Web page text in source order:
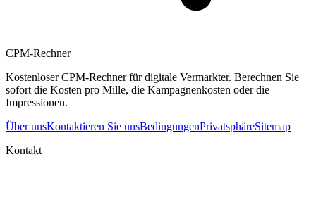
CPM-Rechner
Kostenloser CPM-Rechner für digitale Vermarkter. Berechnen Sie
sofort die Kosten pro Mille, die Kampagnenkosten oder die
Impressionen.
Über unsKontaktieren Sie unsBedingungenPrivatsphäreSitemap
Kontakt